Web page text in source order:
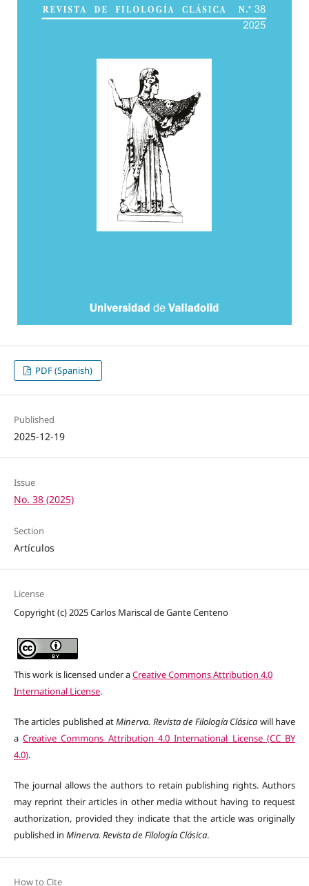
PDF (Spanish)
Published
2025-12-19
Issue
No. 38 (2025)
Section
Artículos
License
Copyright (c) 2025 Carlos Mariscal de Gante Centeno
This work is licensed under aCreative Commons Attribution 4.0
International License.
The articles published atMinerva. Revista de Filología Clásica will have
aCreative Commons Attribution 4.0 International License (CC BY
4.0).
The journal allows the authors to retain publishing rights. Authors
may reprint their articles in other media without having to request
authorization, provided they indicate that the article was originally
published in Minerva. Revista de Filología Clásica.
How to Cite